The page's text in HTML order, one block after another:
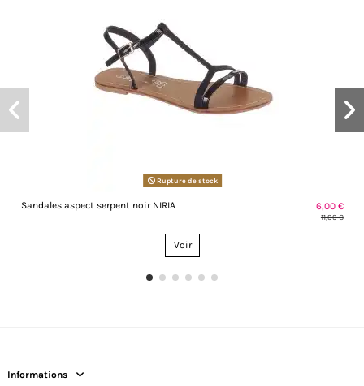
Rupture de stock
Sandales aspect serpent noir NIRIA 6,00 €
11,99 €
Voir
Informations